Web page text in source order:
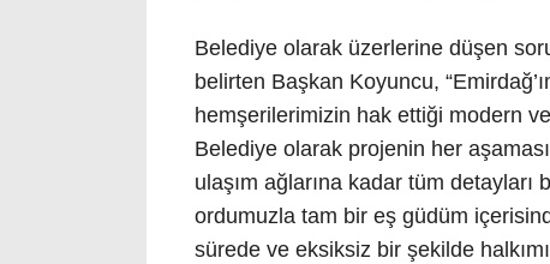
Belediye olarak üzerlerine düşen
belirten Başkan Koyuncu,
hemşerilerimizin hak ettiği modern
Belediye olarak projenin her
ulaşım ağlarına kadar tüm detayları
ordumuzla tam bir eş güdüm
sürede ve eksiksiz bir şekilde